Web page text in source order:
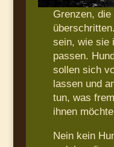
Grenzen,
sein, wie sie
passen.
sollen sich
lassen und
tun, was
ihnen
Nein kein